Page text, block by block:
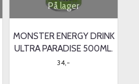
På lager
MONSTER ENERGY DRINK
ULTRA PARADISE 500ML.
34,-